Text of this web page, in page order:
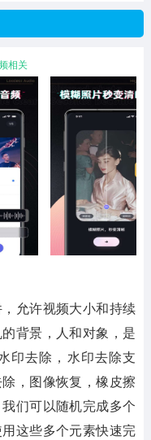
相关
允许视频大小和持续
背景，人和对象，是
印去除，水印去除支
，图像恢复，橡皮擦
们可以随机完成多个
这些多个元素快速完